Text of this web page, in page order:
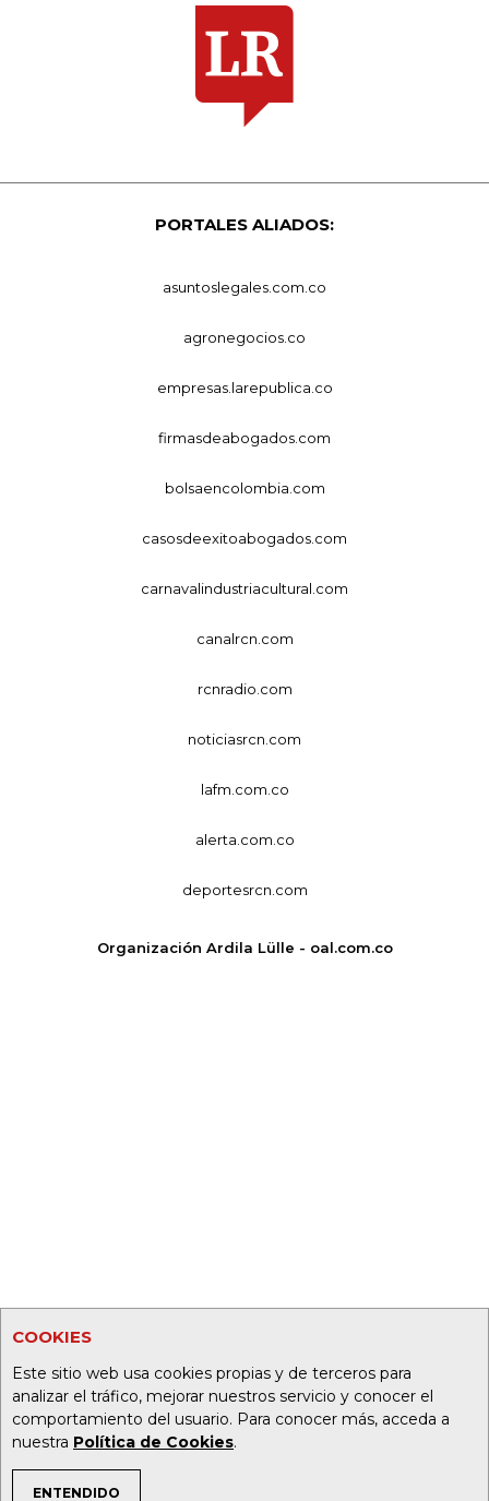
COOKIES
Este sitio web usa cookies propias y de terceros para
analizar el tráfico, mejorar nuestros servicio y conocer el
comportamiento del usuario. Para conocer más, acceda a
nuestra Política de Cookies.
ENTENDIDO
PORTALES ALIADOS:
asuntoslegales.com.co
agronegocios.co
empresas.larepublica.co
firmasdeabogados.com
bolsaencolombia.com
casosdeexitoabogados.com
carnavalindustriacultural.com
canalrcn.com
rcnradio.com
noticiasrcn.com
lafm.com.co
alerta.com.co
deportesrcn.com
Organización Ardila Lülle - oal.com.co